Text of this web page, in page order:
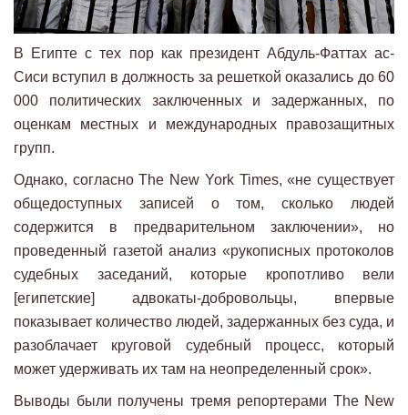
В Египте с тех пор как президент Абдуль-Фаттах ас-
Сиси вступил в должность за решеткой оказались до 60
000 политических заключенных и задержанных, по
оценкам местных и международных правозащитных
групп.
Однако, согласно The New York Times, «не существует
общедоступных записей о том, сколько людей
содержится в предварительном заключении», но
проведенный газетой анализ «рукописных протоколов
судебных заседаний, которые кропотливо вели
[египетские] адвокаты-добровольцы, впервые
показывает количество людей, задержанных без суда, и
разоблачает круговой судебный процесс, который
может удерживать их там на неопределенный срок».
Выводы были получены тремя репортерами The New